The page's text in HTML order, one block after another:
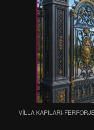
VİLLA KAPILARI-